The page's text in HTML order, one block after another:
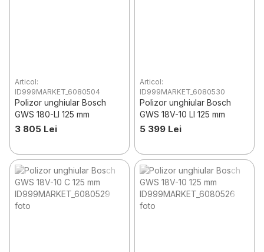
Articol:
ID999MARKET_6080504
Polizor unghiular Bosch
GWS 180-LI 125 mm
3 805 Lei
Articol:
ID999MARKET_6080530
Polizor unghiular Bosch
GWS 18V-10 LI 125 mm
5 399 Lei